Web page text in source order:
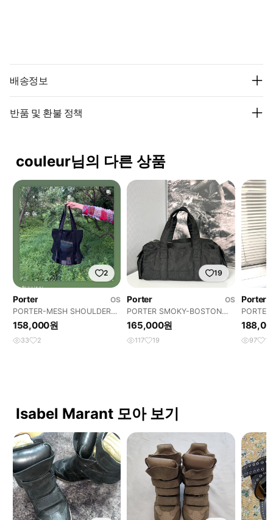
배송정보
반품 및 환불 정책
couleur님의 다른 상품
2
Porter
OS
PORTER-MESH SHOULDER
TOTE BAG (Black)
158,000원
33 2
19
Porter
OS
PORTER SMOKY-BOSTON
BAG L (Black)
165,000원
117 19
Porter
97 19
Isabel Marant 모아 보기